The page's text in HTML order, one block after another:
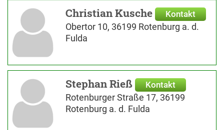
Christian Kusche Kontakt
Obertor 10, 36199 Rotenburg a. d.
Fulda
Stephan Rieß Kontakt
Rotenburger Straße 17, 36199
Rotenburg a. d. Fulda